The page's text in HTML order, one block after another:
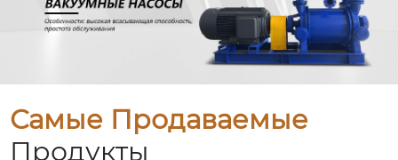
Самые Продаваемые
Продукты